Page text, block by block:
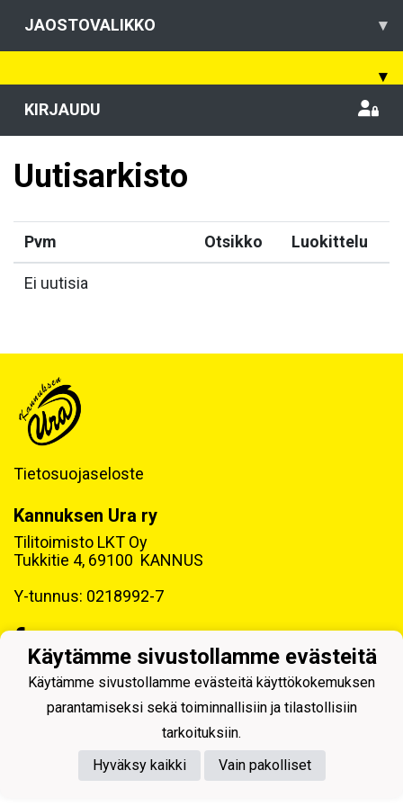
JAOSTOVALIKKO ▾
▾
KIRJAUDU
Uutisarkisto
Pvm Otsikko Luokittelu
Ei uutisia
Tietosuojaseloste
Kannuksen Ura ry
Tilitoimisto LKT Oy
Tukkitie 4, 69100 KANNUS
Y-tunnus: 0218992-7
Powered by
Käytämme sivustollamme evästeitä
Käytämme sivustollamme evästeitä käyttökokemuksen
parantamiseksi sekä toiminnallisiin ja tilastollisiin
tarkoituksiin.
Hyväksy kaikki
Vain pakolliset